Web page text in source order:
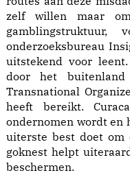
zelf willen maar
gamblingstruktuur,
onderzoeksbureau
uitstekend voor
door het buitenland
Transnational
heeft bereikt.
ondernomen wordt en
uiterste best doet
goknest helpt
beschermen.